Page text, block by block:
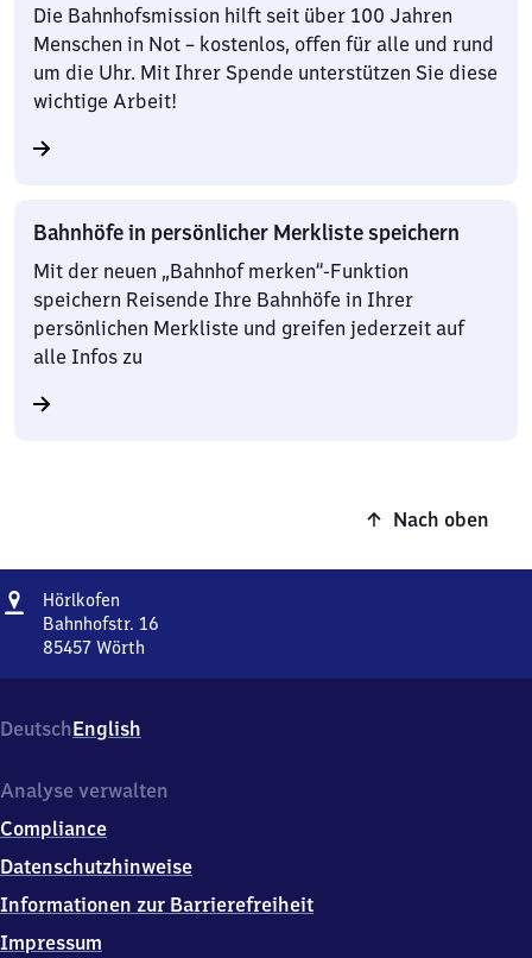
Die Bahnhofsmission hilft seit über 100 Jahren
Menschen in Not – kostenlos, offen für alle und rund
um die Uhr. Mit Ihrer Spende unterstützen Sie diese
wichtige Arbeit!
Bahnhöfe in persönlicher Merkliste speichern
Mit der neuen „Bahnhof merken“-Funktion
speichern Reisende Ihre Bahnhöfe in Ihrer
persönlichen Merkliste und greifen jederzeit auf
alle Infos zu
Nach oben
Adresse
Hörlkofen
Bahnhofstr. 16
85457 Wörth
16,
8
4
7
Wörth
DeutschEnglish
Analyse verwalten
Compliance
Datenschutzhinweise
Informationen zur Barrierefreiheit
Impressum